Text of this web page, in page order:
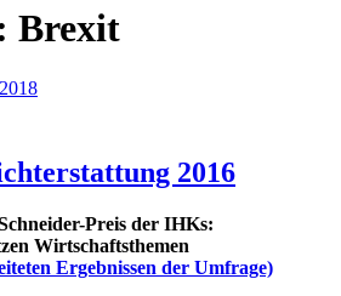
Brexit
2016
Preis der IHKs:
Wirtschaftsthemen
Ergebnissen der Umfrage)